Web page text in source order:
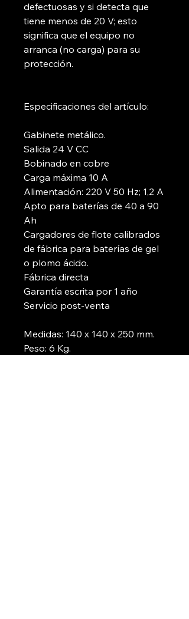
defectuosas y si detecta que
tiene menos de 20 V; esto
significa que el equipo no
arranca (no carga) para su
protección.
Especificaciones del artículo:
Gabinete metálico.
Salida 24 V CC
Bobinado en cobre
Carga máxima 10 A
Alimentación: 220 V 50 Hz; 1,2 A
Apto para baterías de 40 a 90
Ah
Cargadores de flote calibrados
de fábrica para baterías de gel
o plomo ácido.
Fábrica directa
Garantía escrita por 1 año
Servicio post-venta
Medidas: 140 x 140 x 250 mm.
Peso: 6 Kg.